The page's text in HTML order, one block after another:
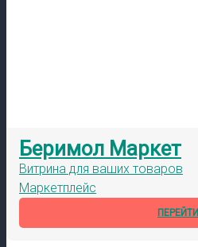
Беримол Маркет
Витрина для ваших товаров
Маркетплейс
ПЕРЕЙТИ